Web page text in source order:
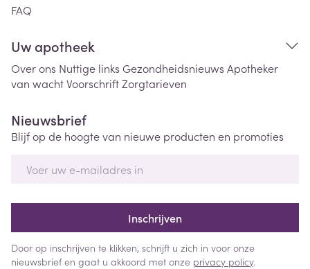
FAQ
Uw apotheek
Over ons Nuttige links Gezondheidsnieuws Apotheker
van wachtVoorschriftZorgtarieven
Nieuwsbrief
Blijf op de hoogte van nieuwe producten en promoties
Inschrijven
Door op inschrijven te klikken, schrijft u zich in voor onze
nieuwsbrief en gaat u akkoord met onze privacy policy.